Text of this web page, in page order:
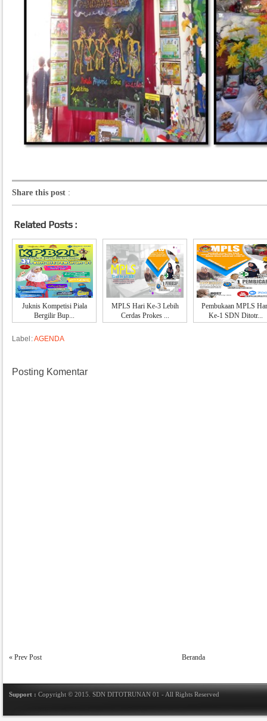
Share this post :
Related Posts :
Juknis Kompetisi Piala
Bergilir Bup...
MPLS Hari Ke-3 Lebih
Cerdas Prokes ...
Pembukaan MPLS
Ke-1 SDN Ditotr...
Label:AGENDA
Posting Komentar
« Prev Post Beranda
Support : Copyright © 2015. SDN DITOTRUNAN 01 - All Rights Reserved